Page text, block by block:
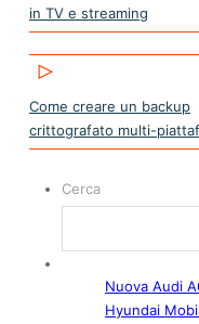
in TV e streaming
Come creare un backup
crittografato multi-
Cerca
Nuova Audi
Hyundai